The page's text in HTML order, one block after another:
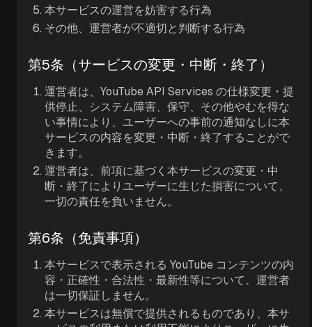
本サービスの運営を妨害する行為
その他、運営者が不適切と判断する行為
第5条（サービスの変更・中断・終了）
運営者は、YouTube API Services の仕様変更・提
供停止、システム障害、保守、その他やむを得な
い事情により、ユーザーへの事前の通知なしに本
サービスの内容を変更・中断・終了することがで
きます。
運営者は、前項に基づく本サービスの変更・中
断・終了によりユーザーに生じた損害について、
一切の責任を負いません。
第6条（免責事項）
本サービスで表示される YouTube コンテンツの内
容・正確性・合法性・最新性等について、運営者
は一切保証しません。
本サービスは無償で提供されるものであり、本サ